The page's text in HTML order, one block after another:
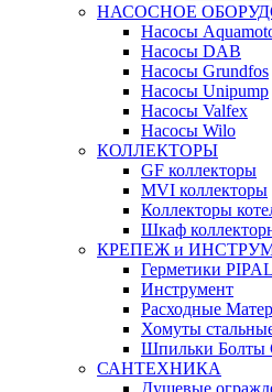
НАСОСНОЕ
Насосы
Насосы DAB
Насосы Grundfos
Насосы Unipump
Насосы Valfex
Насосы Wilo
КОЛЛЕКТОРЫ
GF коллекторы
MVI коллекторы
Коллекторы
Шкаф
КРЕПЕЖ и
Герметики PIPAL
Инструмент
Расходные
Хомуты
Шпильки Болты
САНТЕХНИКА
Душевые